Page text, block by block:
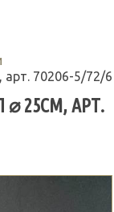
арт. 70206-5/72/6
⌀ 25СМ, АРТ.